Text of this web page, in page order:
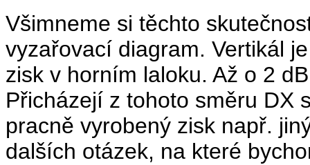
Všimneme si těchto
vyzařovací diagram. Vertikál
zisk v horním laloku. Až o 2
Přicházejí z tohoto směru DX
pracně vyrobený zisk např.
dalších otázek, na které